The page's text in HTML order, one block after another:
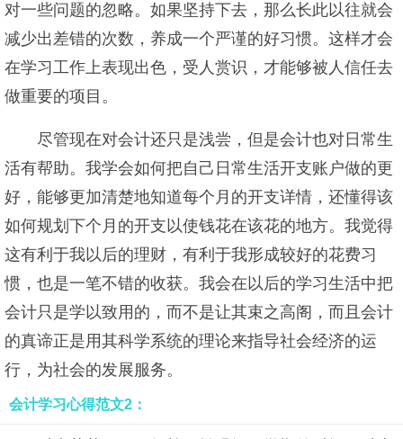
对一些问题的忽略。如果坚持下去，那么长此以往就会
减少出差错的次数，养成一个严谨的好习惯。这样才会
在学习工作上表现出色，受人赏识，才能够被人信任去
做重要的项目。
尽管现在对会计还只是浅尝，但是会计也对日常生
活有帮助。我学会如何把自己日常生活开支账户做的更
好，能够更加清楚地知道每个月的开支详情，还懂得该
如何规划下个月的开支以使钱花在该花的地方。我觉得
这有利于我以后的理财，有利于我形成较好的花费习
惯，也是一笔不错的收获。我会在以后的学习生活中把
会计只是学以致用的，而不是让其束之高阁，而且会计
的真谛正是用其科学系统的理论来指导社会经济的运
行，为社会的发展服务。
会计学习心得范文2：